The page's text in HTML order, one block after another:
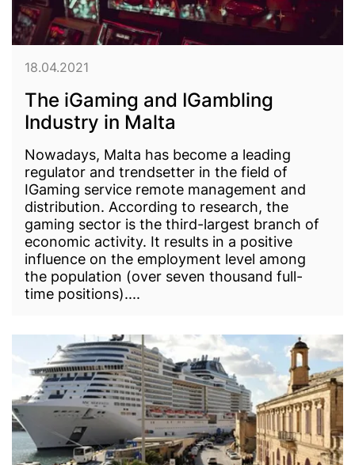
The iGaming and IGambling
Industry in Malta
Nowadays, Malta has become a leading
regulator and trendsetter in the field of
IGaming service remote management and
distribution. According to research, the
gaming sector is the third-largest branch of
economic activity. It results in a positive
influence on the employment level among
the population (over seven thousand full-
time positions)....
18.04.2021